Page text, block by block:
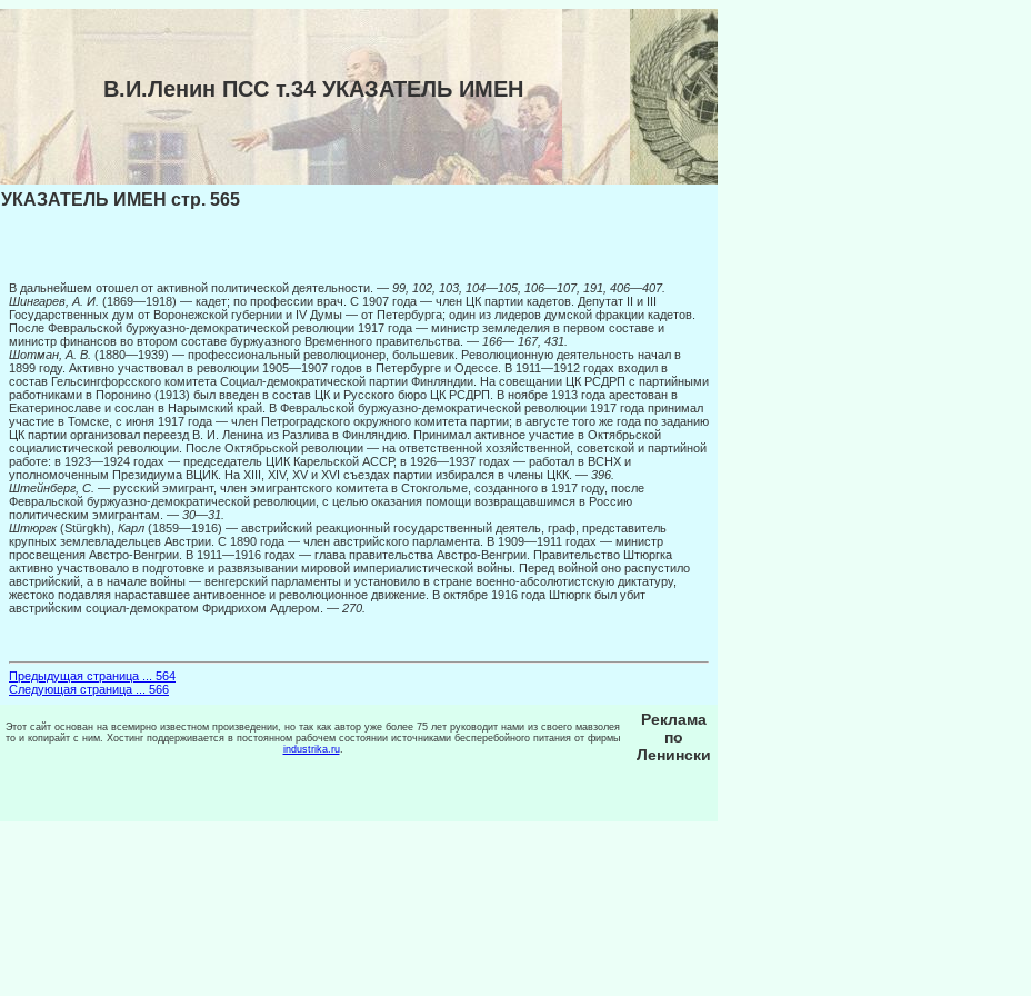
В.И.Ленин ПСС т.34 УКАЗАТЕЛЬ ИМЕН
УКАЗАТЕЛЬ ИМЕН стр. 565
В дальнейшем отошел от активной политической деятельности. — 99, 102, 103, 104—105, 106—107, 191, 406—407.
Шингарев, А. И. (1869—1918) — кадет; по профессии врач. С 1907 года — член ЦК партии кадетов. Депутат II и III
Государственных дум от Воронежской губернии и IV Думы — от Петербурга; один из лидеров думской фракции кадетов.
После Февральской буржуазно-демократической революции 1917 года — министр земледелия в первом составе и
министр финансов во втором составе буржуазного Вре­менного правительства. — 166— 167, 431.
Шотман, А. В. (1880—1939) — профессиональный революционер, большевик. Революционную дея­тельность начал в
1899 году. Активно участвовал в революции 1905—1907 годов в Петербурге и Одессе. В 1911—1912 годах входил в
состав Гельсингфорсского комитета Социал-демократической партии Фин­ляндии. На совещании ЦК РСДРП с партийными
работниками в Поронино (1913) был введен в состав ЦК и Русского бюро ЦК РСДРП. В ноябре 1913 года арестован в
Екатеринославе и сослан в Нарымский край. В Февральской буржуазно-демократической революции 1917 года принимал
участие в Томске, с июня 1917 года — член Петроградского окружного комитета партии; в августе того же года по заданию
ЦК партии организовал переезд В. И. Ленина из Разлива в Финляндию. Принимал активное участие в Октябрьской
социалистической революции. После Октябрьской революции — на ответственной хозяй­ственной, советской и партийной
работе: в 1923—1924 годах — председатель ЦИК Карельской АССР, в 1926—1937 годах — работал в ВСНХ и
уполномоченным Президиума ВЦИК. На XIII, XIV, XV и XVI съездах партии избирался в члены ЦКК. — 396.
Штейнберг, С. — русский эмигрант, член эмигрантского комитета в Стокгольме, созданного в 1917 году, после
Февральской буржуазно-демократической революции, с целью оказания помощи возвра­щавшимся в Россию
политическим эмигрантам. — 30—31.
Штюргк(Stürgkh), Карл (1859—1916) — австрийский реакционный государственный деятель, граф, представитель
крупных землевладельцев Австрии. С 1890 года — член австрийского парламента. В 1909—1911 годах — министр
просвещения Австро-Венгрии. В 1911—1916 годах — глава правительства Австро-Венгрии. Правительство Штюргка
активно участвовало в подготовке и развязывании мировой империалистической войны. Перед войной оно распустило
австрийский, а в начале войны — венгерский парламенты и установило в стране военно-абсолютистскую диктатуру,
жестоко подавляя нараставшее антивоенное и революционное движение. В октябре 1916 года Штюргк был убит
австрийским социал-демократом Фридрихом Адлером. — 270.
Предыдущая страница ... 564
Следующая страница ... 566
Этот сайт основан на всемирно известном произведении, но так как автор уже более 75 лет руководит нами из своего мавзолея
то и копирайт с ним. Хостинг поддерживается в постоянном рабочем состоянии источниками бесперебойного питания от фирмы
industrika.ru.
Реклама
по
Ленински